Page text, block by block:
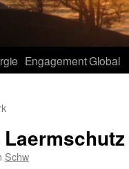
EngagementGlobal
Schw